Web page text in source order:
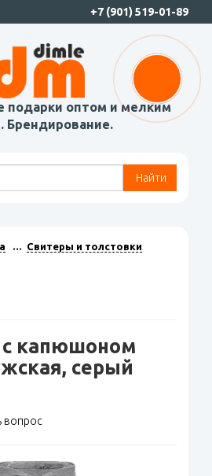
+7 (901) 519-01-89
подарки оптом и мелким
Брендирование.
Найти
Свитеры и толстовки
с капюшоном
серый
вопрос